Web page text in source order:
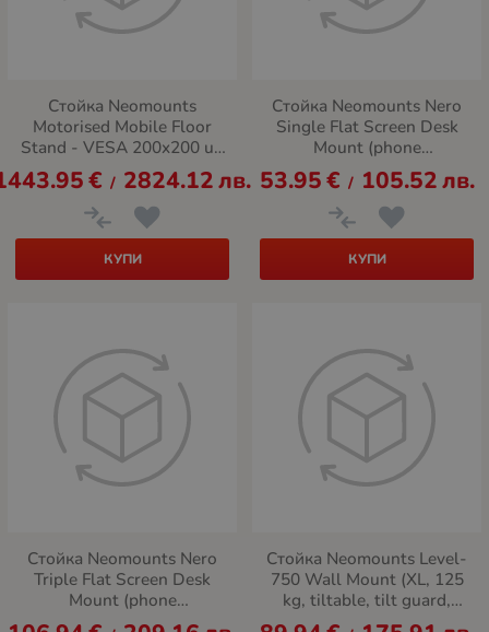
Стойка Neomounts
Motorised Mobile Floor
Stand - VESA 200x200 up
to 800x600
€ / 2824.12лв.
КУПИ
Стойка Neomounts Nero
Single Flat Screen Desk
Mount (phone
holder+Quick-fix
clamp/grommet)
53.95€ / 105.52лв.
КУПИ
Стойка Neomounts Nero
Triple Flat Screen Desk
Mount (phone
holder+Quick-fix
Стойка Neomounts Level-
750 Wall Mount (XL, 125
kg, tiltable, tilt guard,
connectable, VESA